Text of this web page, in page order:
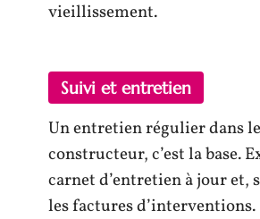
vieillissement.
Suivi et entretien
Un entretien régulier dans
constructeur, c’est la base.
carnet d’entretien à jour et,
les factures d’interventions.